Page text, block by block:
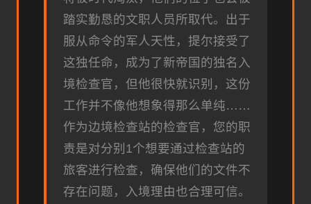
踏实勤恳的文职人员所取代。出于
服从命令的军人天性，提尔接受了
这独任命，成为了新帝国的独名入
境检查官，但他很快就识别，这份
工作并不像他想象得那么单纯……
作为边境检查站的检查官，您的职
责是对分别1个想要通过检查站的
旅客进行检查，确保他们的文件不
存在问题，入境理由也合理可信。